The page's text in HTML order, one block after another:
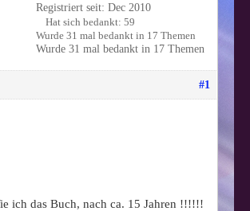
Registriert seit: Dec 2010
Hat sich bedankt: 59
Wurde 31 mal bedankt in 17 Themen
Wurde 31 mal bedankt in 17 Themen
#1
ich das Buch, nach ca. 15 Jahren !!!!!!